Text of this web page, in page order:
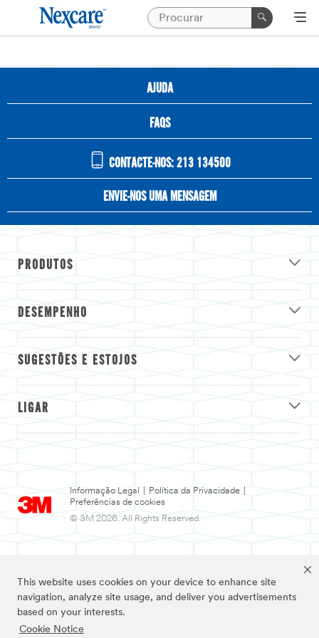
This website uses cookies on your device to enhance site
navigation, analyze site usage, and deliver you advertisements
based on your interests.
Cookie Notice
AJUDA
FAQS
CONTACTE-NOS: 213 134500
ENVIE-NOS UMA MENSAGEM
PRODUTOS
DESEMPENHO
SUGESTÕES E ESTOJOS
LIGAR
Informação Legal Política da Privacidade
Preferências de cookies
© 3M 2026. All Rights Reserved.